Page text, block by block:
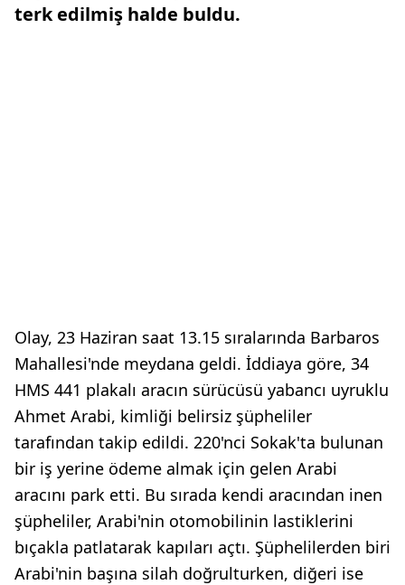
terk edilmiş halde buldu.
Olay, 23 Haziran saat 13.15 sıralarında Barbaros
Mahallesi'nde meydana geldi. İddiaya göre, 34
HMS 441 plakalı aracın sürücüsü yabancı uyruklu
Ahmet Arabi, kimliği belirsiz şüpheliler
tarafından takip edildi. 220'nci Sokak'ta bulunan
bir iş yerine ödeme almak için gelen Arabi
aracını park etti. Bu sırada kendi aracından inen
şüpheliler, Arabi'nin otomobilinin lastiklerini
bıçakla patlatarak kapıları açtı. Şüphelilerden biri
Arabi'nin başına silah doğrulturken, diğeri ise